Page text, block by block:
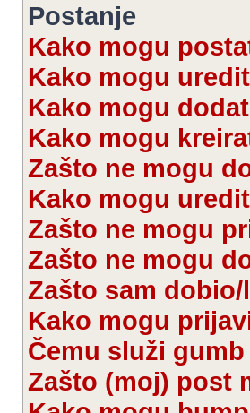
Postanje
Kako mogu
Kako mogu
Kako mogu
Kako mogu
Zašto ne mogu
Kako mogu
Zašto ne mogu
Zašto ne mogu
Zašto sam
Kako mogu
Čemu služi
Zašto (moj) post